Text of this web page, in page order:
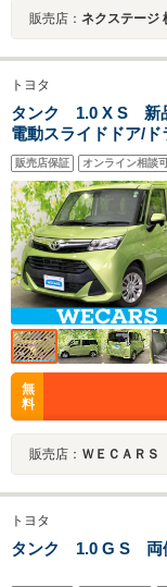
販売店： ネクステージ
トヨタ
タンク 1.0 X S 新
電動スライドドア/
続/ABS/横滑り防止
ニター/ワンセグTV
販売店保証 オンライン相談可
無
料
販売店： ＷＥＣＡＲＳ
トヨタ
タンク 1.0 G S 両